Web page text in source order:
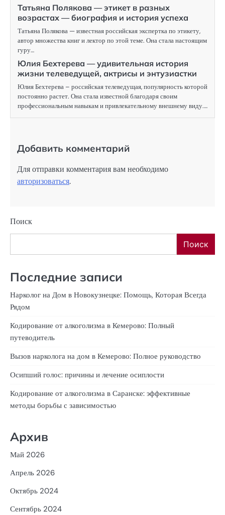
Татьяна Полякова — этикет в разных
возрастах — биография и история успеха
Татьяна Полякова — известная российская экспертка по этикету,
автор множества книг и лектор по этой теме. Она стала настоящим
гуру…
Юлия Бехтерева — удивительная история
жизни телеведущей, актрисы и энтузиастки
Юлия Бехтерева – российская телеведущая, популярность которой
постоянно растет. Она стала известной благодаря своим
профессиональным навыкам и привлекательному внешнему виду.…
Добавить комментарий
Для отправки комментария вам необходимо
авторизоваться.
Поиск
Поиск
Последние записи
Нарколог на Дом в Новокузнецке: Помощь, Которая Всегда
Рядом
Кодирование от алкоголизма в Кемерово: Полный
путеводитель
Вызов нарколога на дом в Кемерово: Полное руководство
Осипший голос: причины и лечение осиплости
Кодирование от алкоголизма в Саранске: эффективные
методы борьбы с зависимостью
Архив
Май 2026
Апрель 2026
Октябрь 2024
Сентябрь 2024